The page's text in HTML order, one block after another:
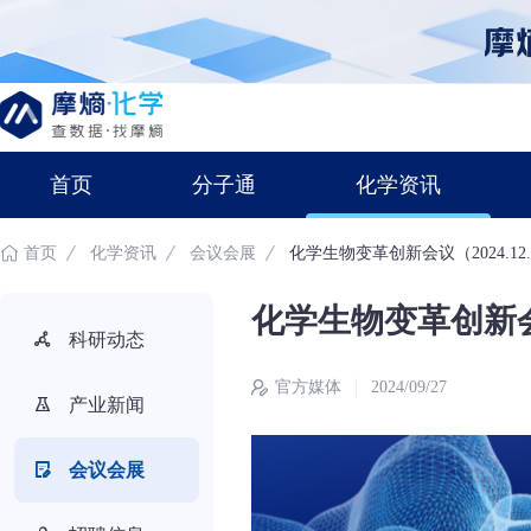
首页 分子通 化学资讯
首页 化学资讯 会议会展 化学生物变革创新会议（
科研动态
产业新闻
会议会展
化学生物变革创新
官方媒体 2024/09/27